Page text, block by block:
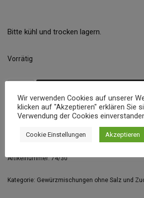
Bitte kühl und trocken lagern.
Vorrätig
Produkt enthält: 30g
Artikelnummer:74/30
Kategorie: Gewürzmischungen ohne Salz und
Wir verwenden Cookies auf unserer
klicken auf "Akzeptieren" erklären Sie
Verwendung der Cookies
Cookie Einstellungen Akzeptieren